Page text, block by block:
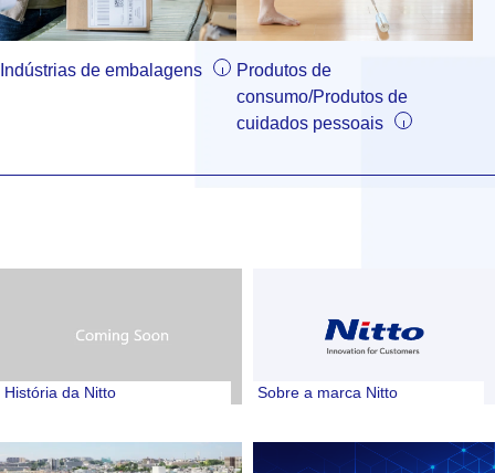
Indústrias de embalagens
Produtos de
consumo/Produtos de
cuidados pessoais
História da Nitto Sobre a marca Nitto